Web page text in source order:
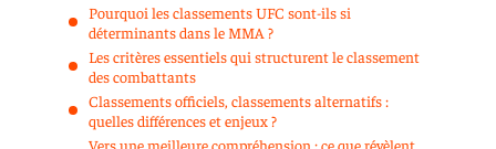
Pourquoi les classements UFC sont-ils si
déterminants dans le MMA ?
Les critères essentiels qui structurent le classement
des combattants
Classements officiels, classements alternatifs :
quelles différences et enjeux ?
Vers une meilleure compréhension : ce que révèlent